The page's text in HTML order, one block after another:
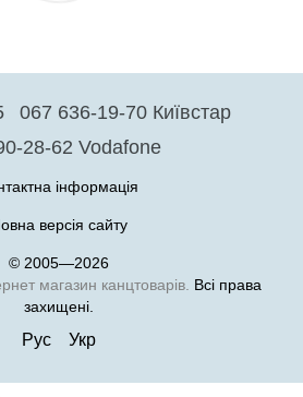
067 636-19-70 Київстар
28-62 Vodafone
інформація
версія сайту
© 2005—2026
магазин канцтоварів. Всі права
захищені.
Рус Укр